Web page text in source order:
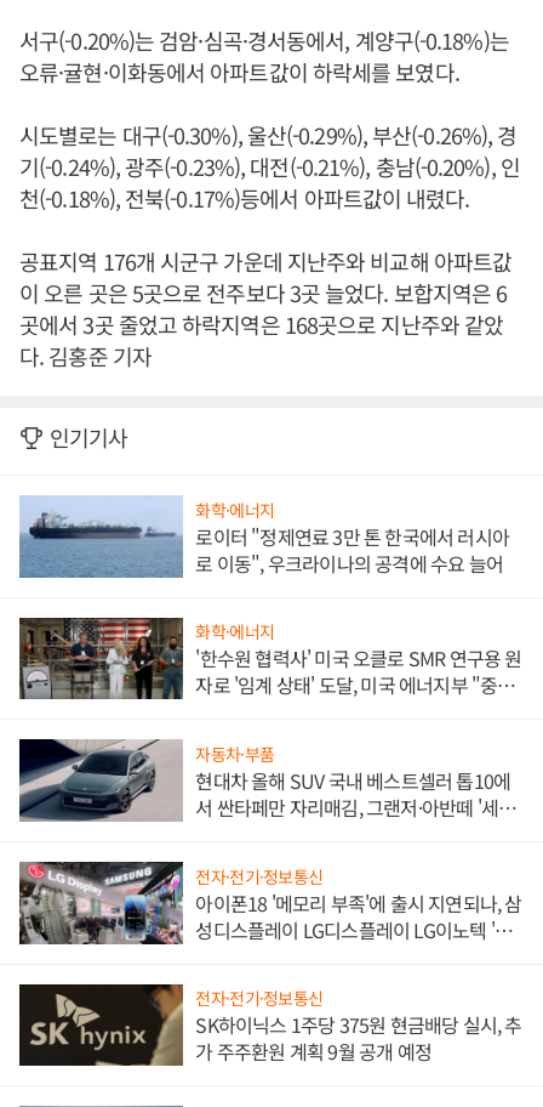
서구(-0.20%)는 검암·심곡·경서동에서, 계양구(-0.18%)는
오류·귤현·이화동에서 아파트값이 하락세를 보였다.
시도별로는 대구(-0.30%), 울산(-0.29%), 부산(-0.26%), 경
기(-0.24%), 광주(-0.23%), 대전(-0.21%), 충남(-0.20%), 인
천(-0.18%), 전북(-0.17%)등에서 아파트값이 내렸다.
공표지역 176개 시군구 가운데 지난주와 비교해 아파트값
이 오른 곳은 5곳으로 전주보다 3곳 늘었다. 보합지역은 6
곳에서 3곳 줄었고 하락지역은 168곳으로 지난주와 같았
다. 김홍준 기자
인기기사
화학·에너지
로이터 "정제연료 3만 톤 한국에서 러시아
로 이동", 우크라이나의 공격에 수요 늘어
화학·에너지
'한수원 협력사' 미국 오클로 SMR 연구용 원
자로 '임계 상태' 도달, 미국 에너지부 "중요
자동차·부품
현대차 올해 SUV 국내 베스트셀러 톱10에
서 싼타페만 자리매김, 그랜저·아반떼 '세단
전자·전기·정보통신
아이폰18 '메모리 부족'에 출시 지연되나, 삼
성디스플레이 LG디스플레이 LG이노텍 '탈
전자·전기·정보통신
SK하이닉스 1주당 375원 현금배당 실시, 추
가 주주환원 계획 9월 공개 예정